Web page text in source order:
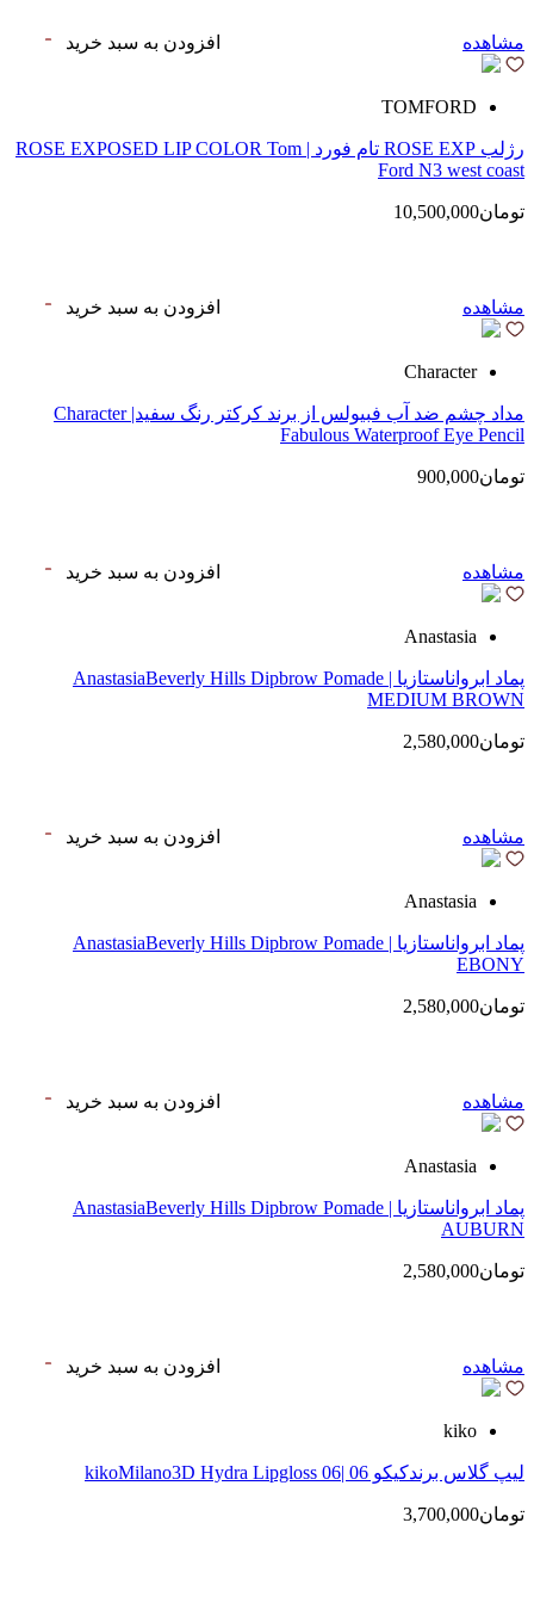
مشاهده افزودن به سبد خرید
TOMFORD
رژلب ROSE EXP تام فورد | ROSE EXPOSED LIP COLOR Tom
Ford N3 west coast
تومان10,500,000
مشاهده افزودن به سبد خرید
Character
مداد چشم ضد آب فبیولس از برند کرکتر رنگ سفید| Character
Fabulous Waterproof Eye Pencil
تومان900,000
مشاهده افزودن به سبد خرید
Anastasia
پماد ابرواناستازیا | AnastasiaBeverly Hills Dipbrow Pomade
MEDIUM BROWN
تومان2,580,000
مشاهده افزودن به سبد خرید
Anastasia
پماد ابرواناستازیا | AnastasiaBeverly Hills Dipbrow Pomade
EBONY
تومان2,580,000
مشاهده افزودن به سبد خرید
Anastasia
پماد ابرواناستازیا | AnastasiaBeverly Hills Dipbrow Pomade
AUBURN
تومان2,580,000
مشاهده افزودن به سبد خرید
kiko
لیپ گلاس‌ برندکیکو 06 |kikoMilano3D Hydra Lipgloss 06
تومان3,700,000